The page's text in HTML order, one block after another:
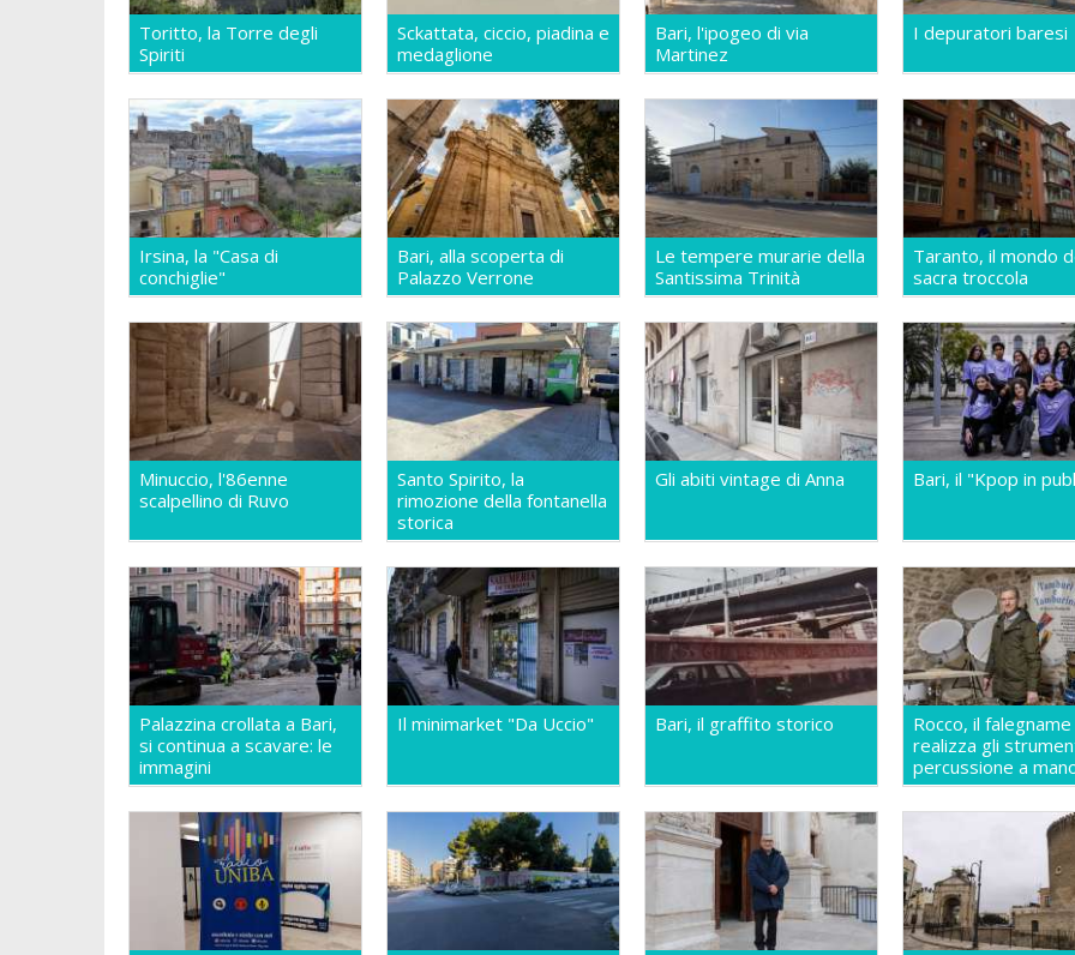
Toritto, la Torre degli
Spiriti
Sckattata, ciccio, piadina e
medaglione
Bari, l'ipogeo di via
Martinez
I depuratori baresi
Irsina, la "Casa di
conchiglie"
Bari, alla scoperta di
Palazzo Verrone
Le tempere murarie della
Santissima Trinità
Taranto, il mondo
sacra troccola
Minuccio, l'86enne
scalpellino di Ruvo
Santo Spirito, la
rimozione della fontanella
storica
Gli abiti vintage di Anna Bari, il "Kpop in
Palazzina crollata a Bari,
si continua a scavare: le
immagini
Il minimarket "Da Uccio" Bari, il graffito storico
Rocco, il
realizza gli
percussione a